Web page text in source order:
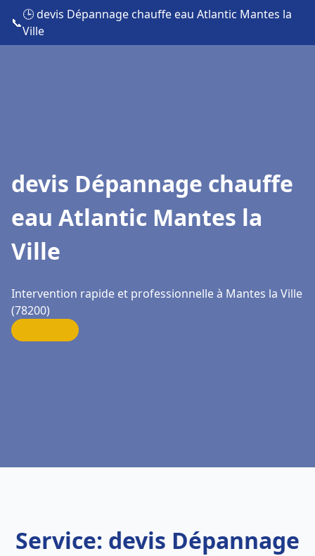
📞
🕒 devis Dépannage chauffe eau Atlantic Mantes la
Ville
devis Dépannage chauffe
eau Atlantic Mantes la
Ville
Intervention rapide et professionnelle à Mantes la Ville
(78200)
Service: devis Dépannage